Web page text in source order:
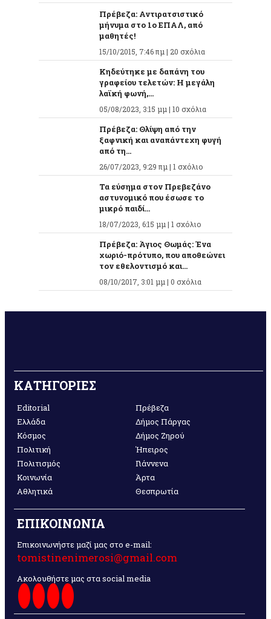
Πρέβεζα: Αντιρατσιστικό
μήνυμα στο 1ο ΕΠΑΛ, από
μαθητές!
15/10/2015, 7:46 πμ | 20 σχόλια
Κηδεύτηκε με δαπάνη του
γραφείου τελετών: Η μεγάλη
λαϊκή φωνή,...
05/08/2023, 3:15 μμ | 10 σχόλια
Πρέβεζα: Θλίψη από την
ξαφνική και αναπάντεχη φυγή
από τη...
26/07/2023, 9:29 πμ | 1 σχόλιο
Τα εύσημα στον Πρεβεζάνο
αστυνομικό που έσωσε το
μικρό παιδί...
18/07/2023, 6:15 μμ | 1 σχόλιο
Πρέβεζα: Άγιος Θωμάς: Ένα
χωριό-πρότυπο, που αποθεώνει
τον εθελοντισμό και...
08/10/2017, 3:01 μμ | 0 σχόλια
ΚΑΤΗΓΟΡΙΕΣ
Editorial
Ελλάδα
Κόσμος
Πολιτική
Πολιτισμός
Κοινωνία
Αθλητικά
Πρέβεζα
Δήμος Πάργας
Δήμος Ζηρού
Ήπειρος
Γιάννενα
Άρτα
Θεσπρωτία
ΕΠΙΚΟΙΝΩΝΙΑ
Επικοινωνήστε μαζί μας στο e-mail:
tomistinenimerosi@gmail.com
Ακολουθήστε μας στα social media